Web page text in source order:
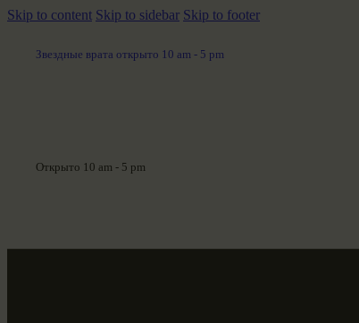
Skip to content Skip to sidebar Skip to footer
Звездные врата открыто 10 am - 5 pm
Открыто 10 am - 5 pm